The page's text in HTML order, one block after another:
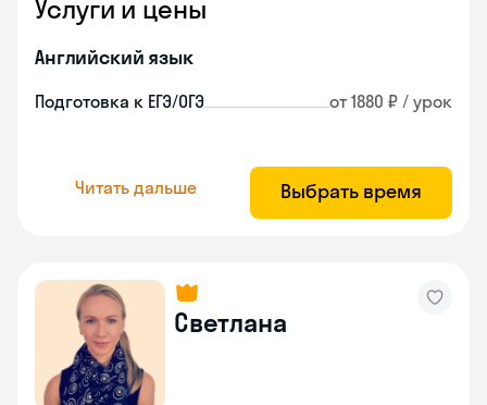
Услуги и цены
Английский язык
Подготовка к ЕГЭ/ОГЭ от 1880 ₽ / урок
Читать дальше Выбрать время
Светлана